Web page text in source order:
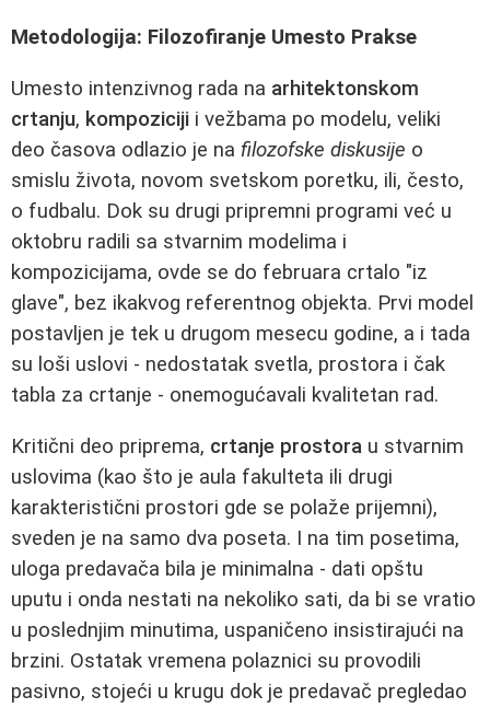
Metodologija: Filozofiranje Umesto Prakse
Umesto intenzivnog rada na arhitektonskom
crtanju, kompoziciji i vežbama po modelu, veliki
deo časova odlazio je na filozofske diskusije o
smislu života, novom svetskom poretku, ili, često,
o fudbalu. Dok su drugi pripremni programi već u
oktobru radili sa stvarnim modelima i
kompozicijama, ovde se do februara crtalo "iz
glave", bez ikakvog referentnog objekta. Prvi model
postavljen je tek u drugom mesecu godine, a i tada
su loši uslovi - nedostatak svetla, prostora i čak
tabla za crtanje - onemogućavali kvalitetan rad.
Kritični deo priprema, crtanje prostora u stvarnim
uslovima (kao što je aula fakulteta ili drugi
karakteristični prostori gde se polaže prijemni),
sveden je na samo dva poseta. I na tim posetima,
uloga predavača bila je minimalna - dati opštu
uputu i onda nestati na nekoliko sati, da bi se vratio
u poslednjim minutima, uspaničeno insistirajući na
brzini. Ostatak vremena polaznici su provodili
pasivno, stojeći u krugu dok je predavač pregledao